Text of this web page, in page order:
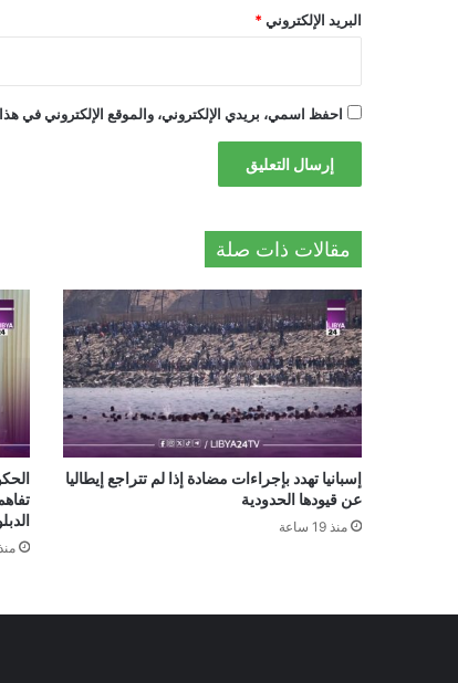
البريد الإلكتروني *
احفظ اسمي، بريدي الإلكتروني، والموقع الإلكتروني في
مقالات ذات صلة
إسبانيا تهدد بإجراءات مضادة إذا لم تتراجع إيطاليا
عن قيودها الحدودية
منذ 19 ساعة
منذ 3